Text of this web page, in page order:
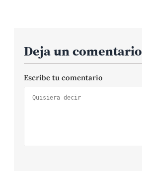
Deja un comentario
Escribe tu comentario